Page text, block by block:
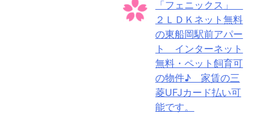
「フェニックス」
２ＬＤＫネット無料
の東船岡駅前アパー
ト インターネット
無料・ペット飼育可
の物件♪ 家賃の三
菱UFJカード払い可
能です。